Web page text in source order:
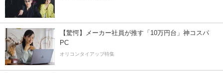
【驚愕】メーカー社員が推す「10万円台」神コスパ
PC
オリコンタイアップ特集